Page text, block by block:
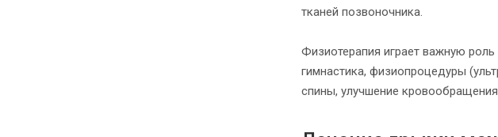
тканей позвоночника.
Физиотерапия играет важную
гимнастика, физиопроцедуры
спины, улучшение